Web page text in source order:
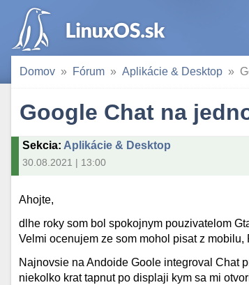
Domov Fórum Aplikácie & Desktop
Google Chat na
Sekcia: Aplikácie & Desktop
30.08.2021 | 13:00
Ahojte,
dlhe roky som bol spokojnym pouzivatelom
Velmi ocenujem ze som mohol pisat z
Najnovsie na Andoide Goole integroval Chat
niekolko krat tapnut po displaji kym sa mi